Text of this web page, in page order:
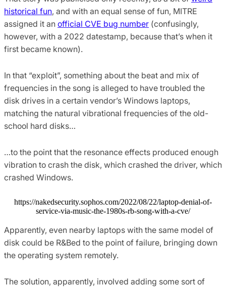
historical fun, and with an equal sense of fun, MITRE
assigned it an official CVE bug number (confusingly,
however, with a 2022 datestamp, because that’s when it
first became known).
In that “exploit”, something about the beat and mix of
frequencies in the song is alleged to have troubled the
disk drives in a certain vendor’s Windows laptops,
matching the natural vibrational frequencies of the old-
school hard disks…
…to the point that the resonance effects produced enough
vibration to crash the disk, which crashed the driver, which
crashed Windows.
https://nakedsecurity.sophos.com/2022/08/22/laptop-denial-of-
service-via-music-the-1980s-rb-song-with-a-cve/
Apparently, even nearby laptops with the same model of
disk could be R&Bed to the point of failure, bringing down
the operating system remotely.
The solution, apparently, involved adding some sort of